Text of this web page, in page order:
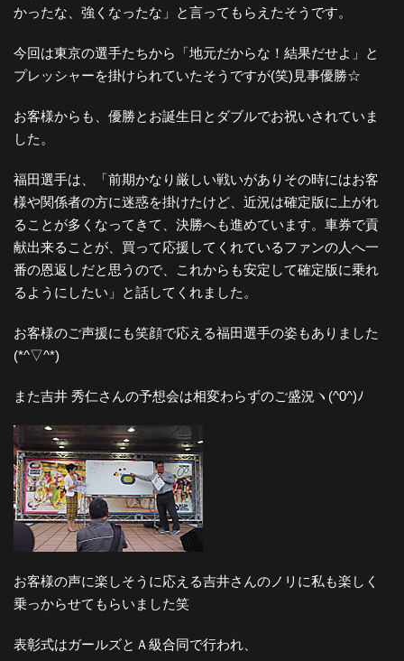
かったな、強くなったな」と言ってもらえたそうです。
今回は東京の選手たちから「地元だからな！結果だせよ」と
プレッシャーを掛けられていたそうですが(笑)見事優勝☆
お客様からも、優勝とお誕生日とダブルでお祝いされていま
した。
福田選手は、「前期かなり厳しい戦いがありその時にはお客
様や関係者の方に迷惑を掛けたけど、近況は確定版に上がれ
ることが多くなってきて、決勝へも進めています。車券で貢
献出来ることが、買って応援してくれているファンの人へ一
番の恩返しだと思うので、これからも安定して確定版に乗れ
るようにしたい」と話してくれました。
お客様のご声援にも笑顔で応える福田選手の姿もありました
(*^▽^*)
また吉井 秀仁さんの予想会は相変わらずのご盛況ヽ(^0^)ﾉ
お客様の声に楽しそうに応える吉井さんのノリに私も楽しく
乗っからせてもらいました笑
表彰式はガールズとＡ級合同で行われ、